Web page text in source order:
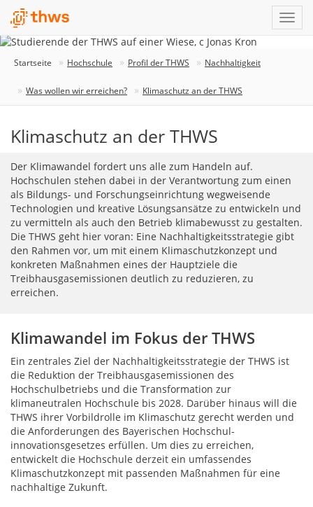
Startseite Hochschule Profil der THWS Nachhaltigkeit
Was wollen wir erreichen? Klimaschutz an der THWS
Klimaschutz an der THWS
Der Klimawandel fordert uns alle zum Handeln auf.
Hochschulen stehen dabei in der Verantwortung zum einen
als Bildungs- und Forschungseinrichtung wegweisende
Technologien und kreative Lösungsansätze zu entwickeln und
zu vermitteln als auch den Betrieb klimabewusst zu gestalten.
Die THWS geht hier voran: Eine Nachhaltigkeitsstrategie gibt
den Rahmen vor, um mit einem Klimaschutzkonzept und
konkreten Maßnahmen eines der Hauptziele die
Treibhausgasemissionen deutlich zu reduzieren, zu
erreichen.
Klimawandel im Fokus der THWS
Ein zentrales Ziel der Nachhaltigkeitsstrategie der THWS ist
die Reduktion der Treibhausgasemissionen des
Hochschulbetriebs und die Transformation zur
klimaneutralen Hochschule bis 2028. Darüber hinaus will die
THWS ihrer Vorbildrolle im Klimaschutz gerecht werden und
die Anforderungen des Bayerischen Hochschul-
innovationsgesetzes erfüllen. Um dies zu erreichen,
entwickelt die Hochschule derzeit ein umfassendes
Klimaschutzkonzept mit passenden Maßnahmen für eine
nachhaltige Zukunft.